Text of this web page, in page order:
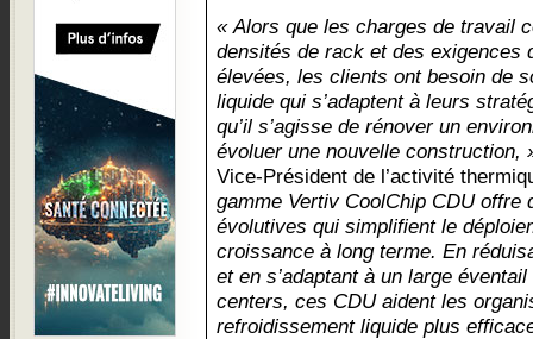
« Alors que les charges de travail
densités de rack et des exigences
élevées, les clients ont besoin de
liquide qui s’adaptent à leurs
qu’il s’agisse de rénover un
évoluer une nouvelle construction,
Vice-Président de l’activité
gamme Vertiv CoolChip CDU offre
évolutives qui simplifient le
croissance à long terme. En
et en s’adaptant à un large
centers, ces CDU aident les
refroidissement liquide plus